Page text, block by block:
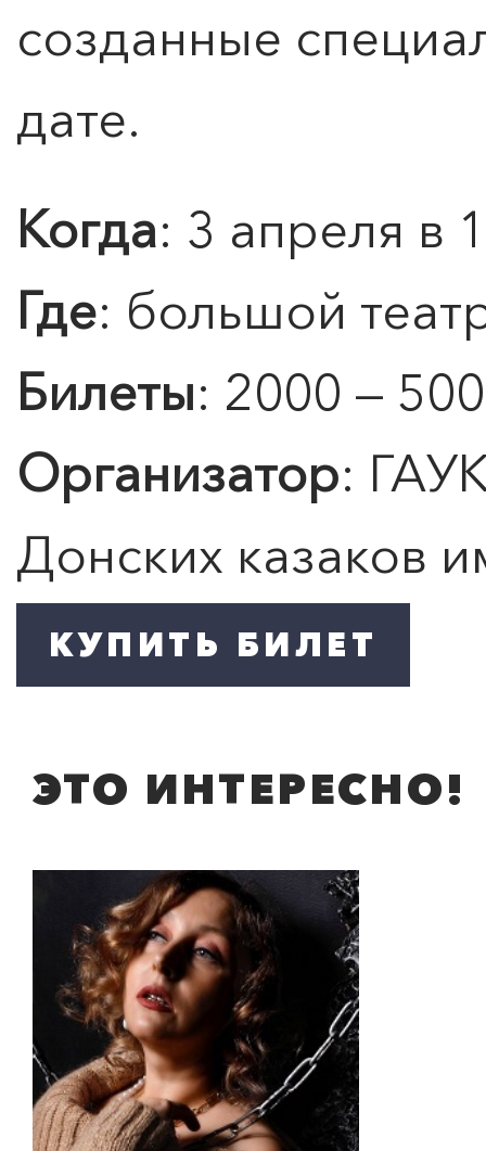
созданные
дате.
Когда: 3 апреля в
Где: большой
Билеты: 2000 —
Организатор:
Донских казаков
ЭТО ИНТЕРЕСНО!
Подробнее